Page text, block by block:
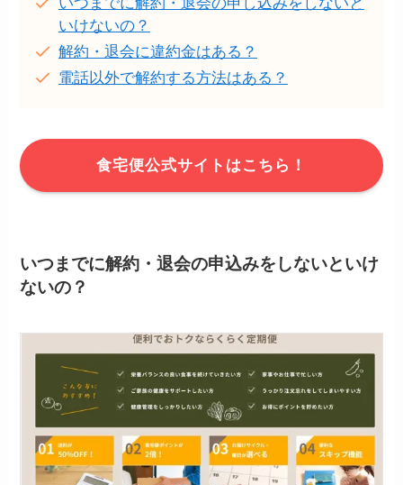
いけないの？
解約・退会に違約金はある？
電話以外で解約する方法はある？
食宅便公式サイトはこちら！
いつまでに解約・退会の申込みをしないといけ
ないの？